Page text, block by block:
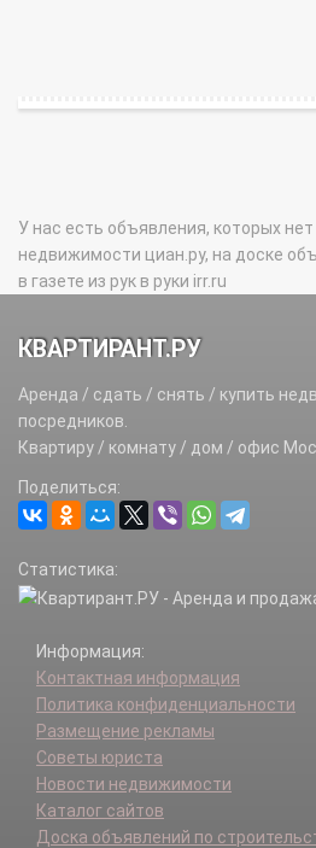
У нас есть объявления, которых нет
недвижимости циан.ру, на доске
в газете из рук в руки irr.ru
КВАРТИРАНТ.РУ
Аренда / сдать / снять / купить
посредников.
Квартиру / комнату / дом / офис
Поделиться:
Статистика:
Информация:
Контактная информация
Политика конфиденциальности
Размещение рекламы
Советы юриста
Новости недвижимости
Каталог сайтов
Доска объявлений по